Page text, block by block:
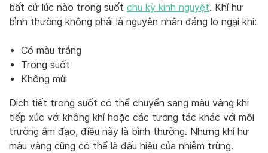
bất cứ lúc nào trong suốt chu kỳ kinh nguyệt. Khí hư
bình thường không phải là nguyên nhân đáng lo ngại khi:
Có màu trắng
Trong suốt
Không mùi
Dịch tiết trong suốt có thể chuyển sang màu vàng khi
tiếp xúc với không khí hoặc các tương tác khác với môi
trường âm đạo, điều này là bình thường. Nhưng khí hư
màu vàng cũng có thể là dấu hiệu của nhiễm trùng.